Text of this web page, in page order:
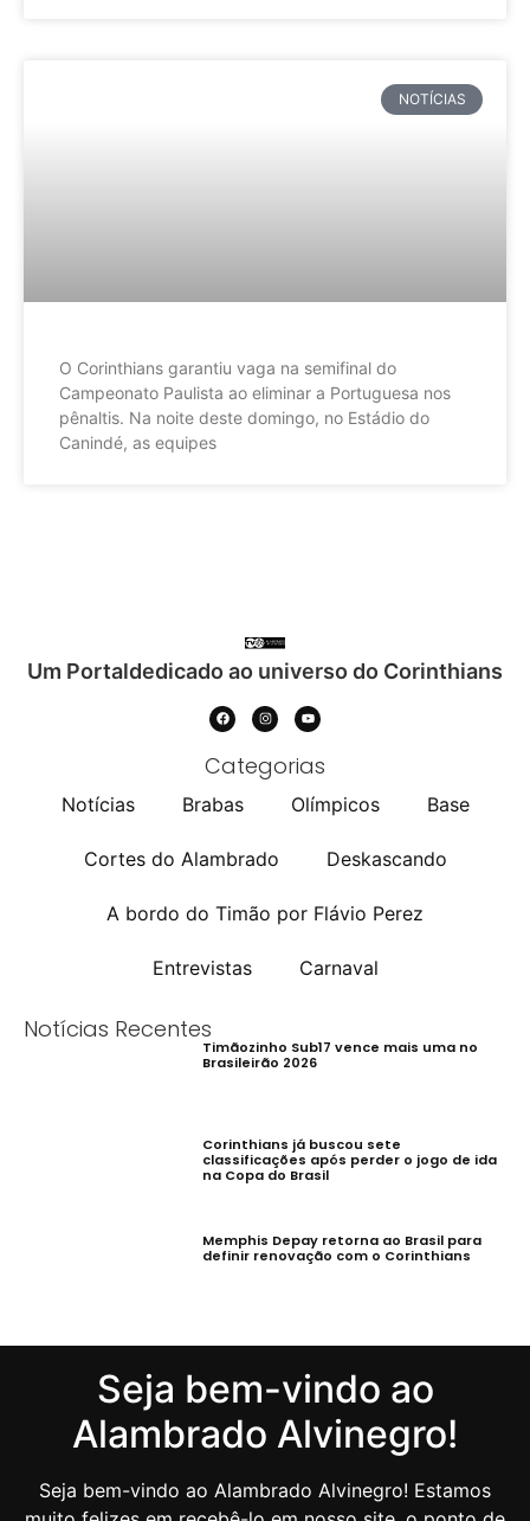
NOTÍCIAS
O Corinthians garantiu vaga na semifinal do
Campeonato Paulista ao eliminar a Portuguesa nos
pênaltis. Na noite deste domingo, no Estádio do
Canindé, as equipes
Um Portaldedicado ao universo do Corinthians
Categorias
Notícias Brabas Olímpicos Base
Cortes do Alambrado Deskascando
A bordo do Timão por Flávio Perez
Entrevistas Carnaval
Notícias Recentes
Timãozinho Sub17 vence mais uma no
Brasileirão 2026
Corinthians já buscou sete
classificações após perder o jogo de ida
na Copa do Brasil
Memphis Depay retorna ao Brasil para
definir renovação com o Corinthians
Seja bem-vindo ao
Alambrado Alvinegro!
Seja bem-vindo ao Alambrado Alvinegro! Estamos